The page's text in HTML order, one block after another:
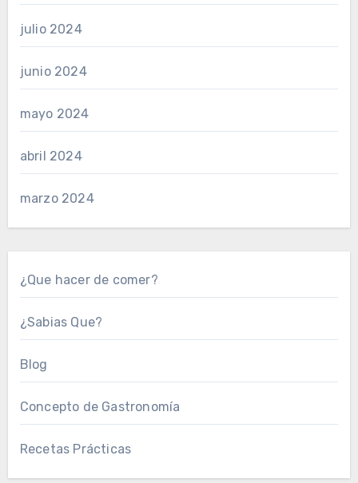
julio 2024
junio 2024
mayo 2024
abril 2024
marzo 2024
¿Que hacer de comer?
¿Sabias Que?
Blog
Concepto de Gastronomía
Recetas Prácticas